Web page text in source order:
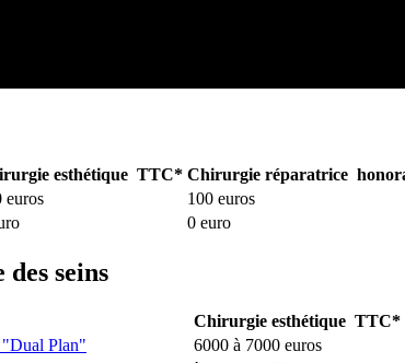
esthétique TTC* Chirurgie réparatrice
euros
100 euros
0 euro
seins
Chirurgie esthétique TTC*
"Dual Plan"
6000 à 7000 euros